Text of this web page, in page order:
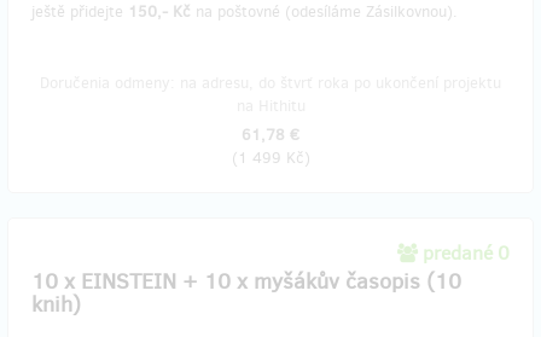
ještě přidejte 150,- Kč na poštovné (odesíláme Zásilkovnou).
61,78 €
(1 499 Kč)
predané 0
10 x EINSTEIN + 10 x myšákův časopis (10
knih)